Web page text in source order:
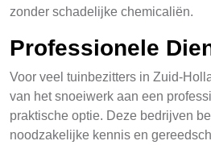
zonder schadelijke chemicaliën.
Professionele
Voor veel tuinbezitters in Zuid-
van het snoeiwerk aan een
praktische optie. Deze bedrijven
noodzakelijke kennis en